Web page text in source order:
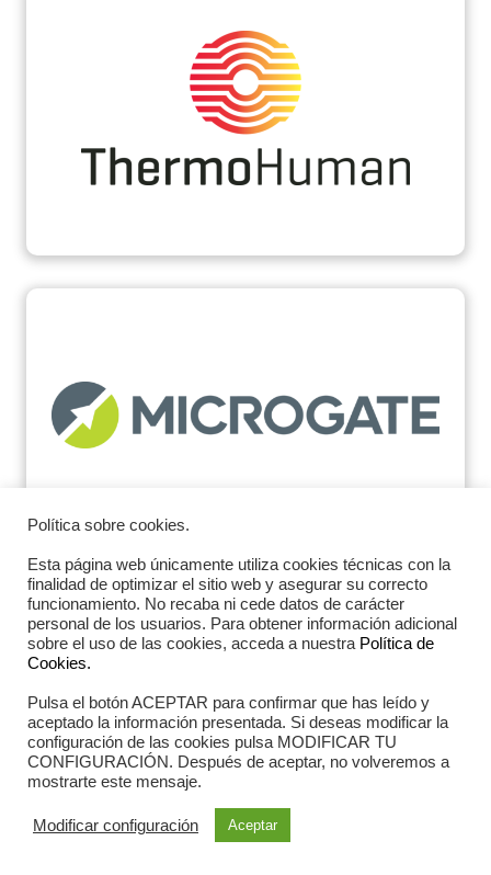
Política sobre cookies.
Esta página web únicamente utiliza cookies técnicas con la
finalidad de optimizar el sitio web y asegurar su correcto
funcionamiento. No recaba ni cede datos de carácter
personal de los usuarios. Para obtener información adicional
sobre el uso de las cookies, acceda a nuestra Política de
Cookies.
Pulsa el botón ACEPTAR para confirmar que has leído y
aceptado la información presentada. Si deseas modificar la
configuración de las cookies pulsa MODIFICAR TU
CONFIGURACIÓN. Después de aceptar, no volveremos a
mostrarte este mensaje.
Modificar configuración Aceptar